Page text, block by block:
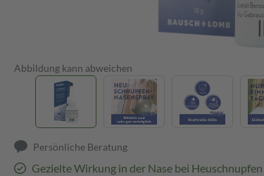
Abbildung kann abweichen
Persönliche Beratung
Gezielte Wirkung in der Nase bei Heuschnupfen